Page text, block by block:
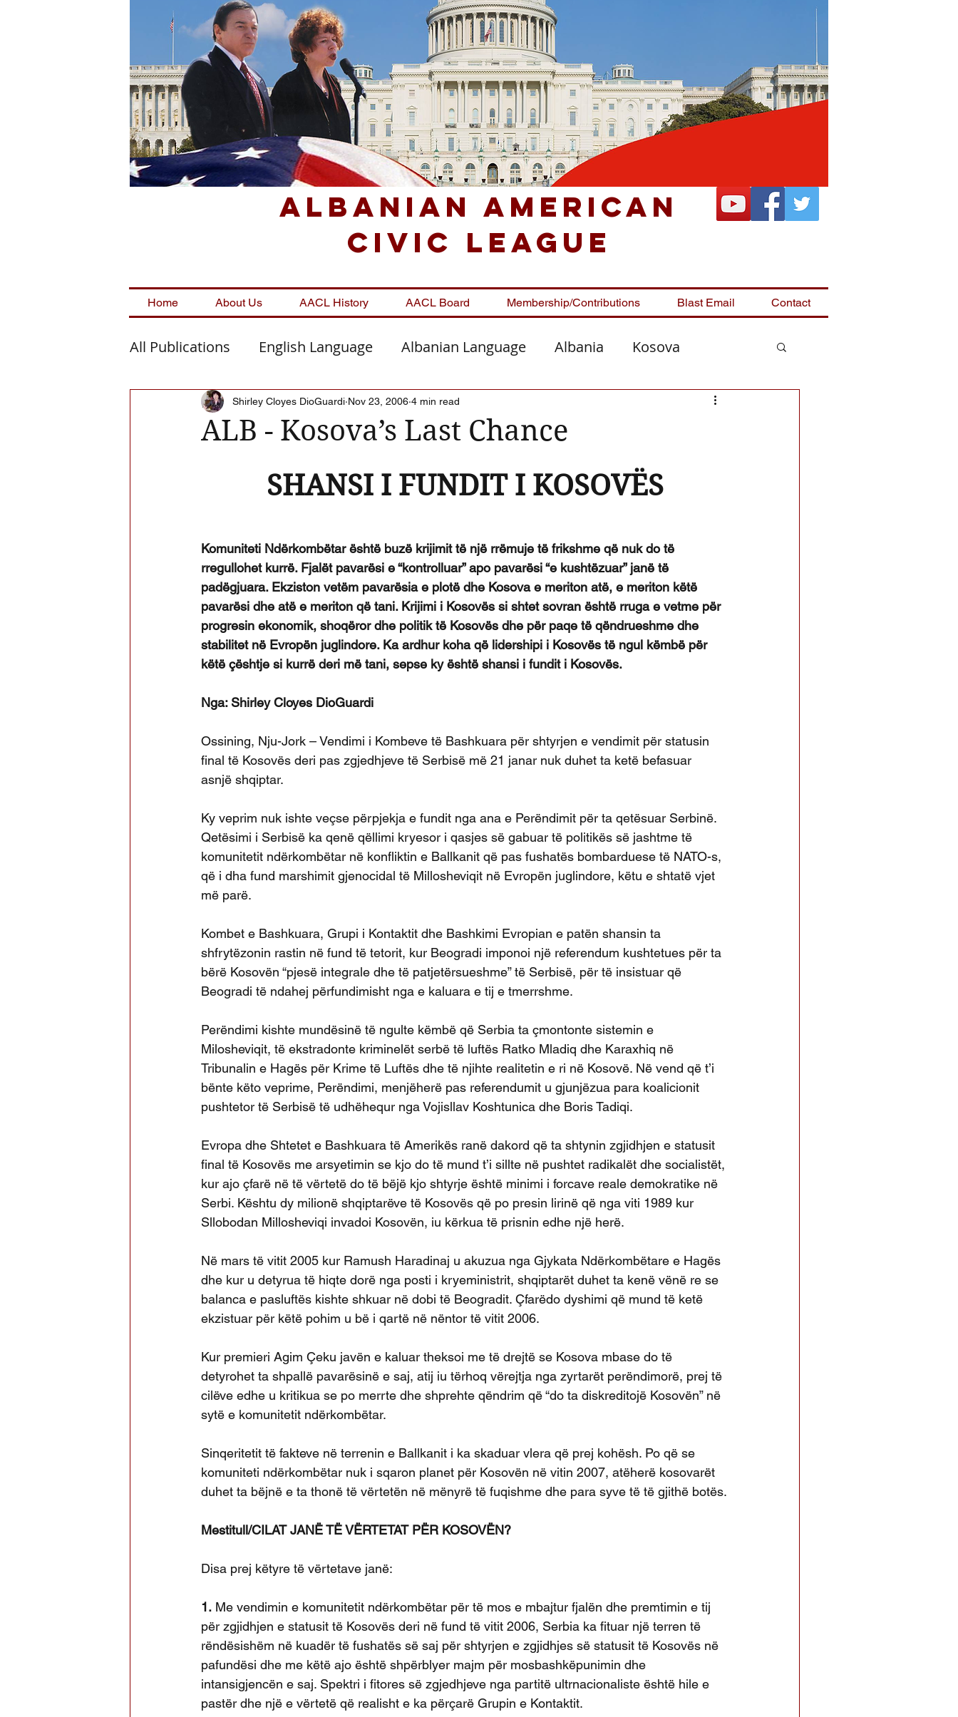
Albanian American
Civic League
Home About Us AACL History AACL Board Membership/Contributions Blast Email Contact
All Publications English Language Albanian Language Albania Kosova
Macedonia Montenegro Presheva Greece Jews and Albanians
ALB - Kosova’s Last Chance
Shirley Cloyes DioGuardi Nov 23, 2006 4 min read
SHANSI I FUNDIT I KOSOVËS
Komuniteti Ndërkombëtar është buzë krijimit të një rrëmuje të frikshme që nuk do të
rregullohet kurrë. Fjalët pavarësi e “kontrolluar” apo pavarësi “e kushtëzuar” janë të
padëgjuara. Ekziston vetëm pavarësia e plotë dhe Kosova e meriton atë, e meriton këtë
pavarësi dhe atë e meriton që tani. Krijimi i Kosovës si shtet sovran është rruga e vetme për
progresin ekonomik, shoqëror dhe politik të Kosovës dhe për paqe të qëndrueshme dhe
stabilitet në Evropën juglindore. Ka ardhur koha që lidershipi i Kosovës të ngul këmbë për
këtë çështje si kurrë deri më tani, sepse ky është shansi i fundit i Kosovës.
Nga: Shirley Cloyes DioGuardi
Ossining, Nju-Jork – Vendimi i Kombeve të Bashkuara për shtyrjen e vendimit për statusin
final të Kosovës deri pas zgjedhjeve të Serbisë më 21 janar nuk duhet ta ketë befasuar
asnjë shqiptar.
Ky veprim nuk ishte veçse përpjekja e fundit nga ana e Perëndimit për ta qetësuar Serbinë.
Qetësimi i Serbisë ka qenë qëllimi kryesor i qasjes së gabuar të politikës së jashtme të
komunitetit ndërkombëtar në konfliktin e Ballkanit që pas fushatës bombarduese të NATO-s,
që i dha fund marshimit gjenocidal të Millosheviqit në Evropën juglindore, këtu e shtatë vjet
më parë.
Kombet e Bashkuara, Grupi i Kontaktit dhe Bashkimi Evropian e patën shansin ta
shfrytëzonin rastin në fund të tetorit, kur Beogradi imponoi një referendum kushtetues për ta
bërë Kosovën “pjesë integrale dhe të patjetërsueshme” të Serbisë, për të insistuar që
Beogradi të ndahej përfundimisht nga e kaluara e tij e tmerrshme.
Perëndimi kishte mundësinë të ngulte këmbë që Serbia ta çmontonte sistemin e
Milosheviqit, të ekstradonte kriminelët serbë të luftës Ratko Mladiq dhe Karaxhiq në
Tribunalin e Hagës për Krime të Luftës dhe të njihte realitetin e ri në Kosovë. Në vend që t’i
bënte këto veprime, Perëndimi, menjëherë pas referendumit u gjunjëzua para koalicionit
pushtetor të Serbisë të udhëhequr nga Vojisllav Koshtunica dhe Boris Tadiqi.
Evropa dhe Shtetet e Bashkuara të Amerikës ranë dakord që ta shtynin zgjidhjen e statusit
final të Kosovës me arsyetimin se kjo do të mund t’i sillte në pushtet radikalët dhe socialistët,
kur ajo çfarë në të vërtetë do të bëjë kjo shtyrje është minimi i forcave reale demokratike në
Serbi. Kështu dy milionë shqiptarëve të Kosovës që po presin lirinë që nga viti 1989 kur
Sllobodan Millosheviqi invadoi Kosovën, iu kërkua të prisnin edhe një herë.
Në mars të vitit 2005 kur Ramush Haradinaj u akuzua nga Gjykata Ndërkombëtare e Hagës
dhe kur u detyrua të hiqte dorë nga posti i kryeministrit, shqiptarët duhet ta kenë vënë re se
balanca e pasluftës kishte shkuar në dobi të Beogradit. Çfarëdo dyshimi që mund të ketë
ekzistuar për këtë pohim u bë i qartë në nëntor të vitit 2006.
Kur premieri Agim Çeku javën e kaluar theksoi me të drejtë se Kosova mbase do të
detyrohet ta shpallë pavarësinë e saj, atij iu tërhoq vërejtja nga zyrtarët perëndimorë, prej të
cilëve edhe u kritikua se po merrte dhe shprehte qëndrim që “do ta diskreditojë Kosovën” në
sytë e komunitetit ndërkombëtar.
Sinqeritetit të fakteve në terrenin e Ballkanit i ka skaduar vlera që prej kohësh. Po që se
komuniteti ndërkombëtar nuk i sqaron planet për Kosovën në vitin 2007, atëherë kosovarët
duhet ta bëjnë e ta thonë të vërtetën në mënyrë të fuqishme dhe para syve të të gjithë botës.
Mestitull/CILAT JANË TË VËRTETAT PËR KOSOVËN?
Disa prej këtyre të vërtetave janë:
1. Me vendimin e komunitetit ndërkombëtar për të mos e mbajtur fjalën dhe premtimin e tij
për zgjidhjen e statusit të Kosovës deri në fund të vitit 2006, Serbia ka fituar një terren të
rëndësishëm në kuadër të fushatës së saj për shtyrjen e zgjidhjes së statusit të Kosovës në
pafundësi dhe me këtë ajo është shpërblyer majm për mosbashkëpunimin dhe
intansigjencën e saj. Spektri i fitores së zgjedhjeve nga partitë ultrnacionaliste është hile e
pastër dhe një e vërtetë që realisht e ka përçarë Grupin e Kontaktit.